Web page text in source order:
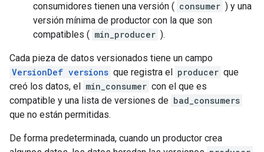
consumidores tienen una versión ( consumer ) y una
versión mínima de productor con la que son
compatibles ( min_producer ).
Cada pieza de datos versionados tiene un campo
VersionDef versions que registra el producer que
creó los datos, el min_consumer con el que es
compatible y una lista de versiones de bad_consumers
que no están permitidas.
De forma predeterminada, cuando un productor crea